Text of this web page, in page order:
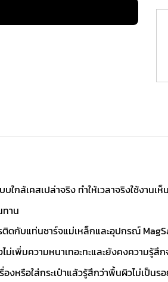
ใกล้เคสเปล่าจริง ทำให้เวลาจริงใช้งาน
ทาน
ดกับแท่นชาร์จแม่เหล็กและอุปกรณ์
เพิ่มความหนาเทอะทะและยังคงความรู้สึ
งหรือใส่กระเป๋าแล้วรู้สึกว่าพื้นผิวไม่เป็นร